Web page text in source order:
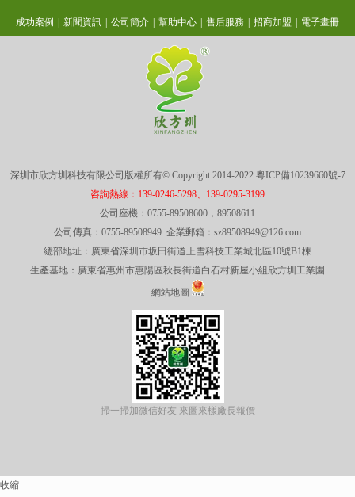
成功案例 新聞資訊 公司簡介 幫助中心 售后服務 招商加盟 電子畫冊
深圳市欣方圳科技有限公司版權所有© Copyright 2014-2022 粵ICP備10239660號-7
咨詢熱線：139-0246-5298、139-0295-3199
公司座機：0755-89508600，89508611
公司傳真：0755-89508949 企業郵箱：sz89508949@126.com
總部地址：廣東省深圳市坂田街道上雪科技工業城北區10號B1棟
生產基地：廣東省惠州市惠陽區秋長街道白石村新屋小組欣方圳工業園
網站地圖
掃一掃加微信好友 來圖來樣廠長報價
收縮